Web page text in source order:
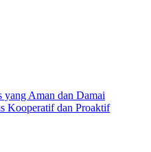
Aman dan Damai
Kooperatif dan Proaktif